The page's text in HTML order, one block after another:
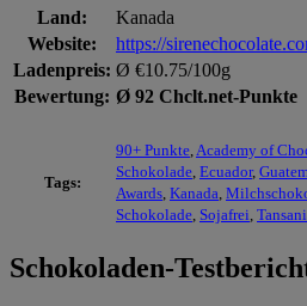
Land:
Kanada
Website:
https://
Ladenpreis: Ø €10.75/100g
Bewertung: Ø 92 Chclt.net-Punkte
Tags:
90+ Punkte Academy of
Schokolade Ecuador,
Awards Kanada
Schokolade Sojafrei
Schokoladen-